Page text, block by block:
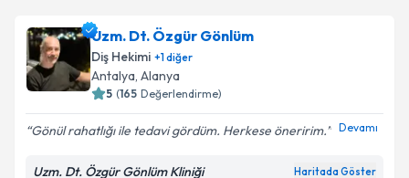
Uzm. Dt. Özgür Gönlüm
Diş Hekimi +1diğer
Antalya, Alanya
5 (165 Değerlendirme)
Gönül rahatlığı ile tedavi gördüm. Herkese öneririm. Devamı
Uzm. Dt. Özgür Gönlüm Kliniği Haritada Göster